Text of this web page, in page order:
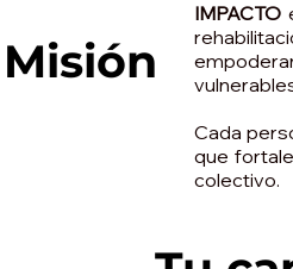
Misión
IMPACTO
Cada
que
colectivo.